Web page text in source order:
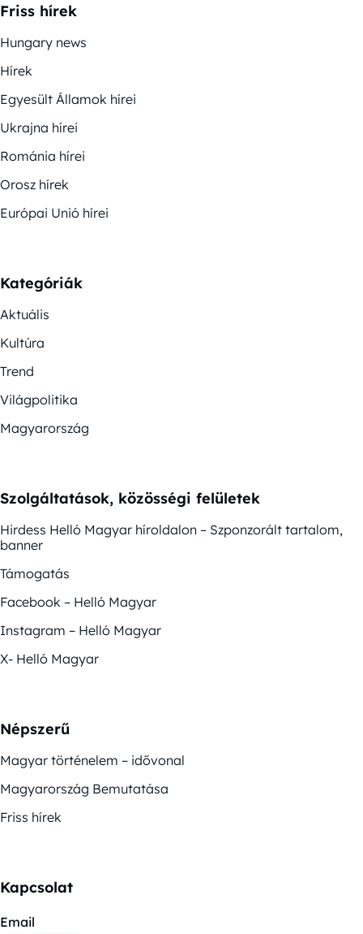
Friss hírek
Hungary news
Hírek
Egyesült Államok hírei
Ukrajna hírei
Románia hírei
Orosz hírek
Európai Unió hírei
Kategóriák
Aktuális
Kultúra
Trend
Világpolitika
Magyarország
Szolgáltatások, közösségi felületek
Hirdess Helló Magyar híroldalon – Szponzorált tartalom,
banner
Támogatás
Facebook – Helló Magyar
Instagram – Helló Magyar
X- Helló Magyar
Népszerű
Magyar történelem – idővonal
Magyarország Bemutatása
Friss hírek
Kapcsolat
Email